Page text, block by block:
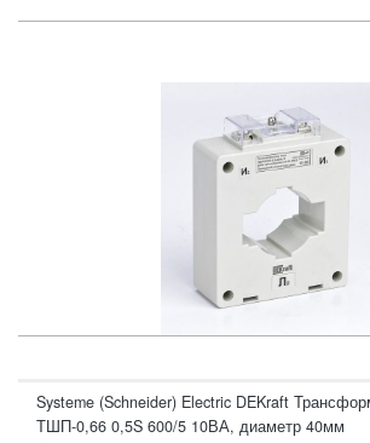
Systeme (Schneider) Electric DEKraft
ТШП-0,66 0,5S 600/5 10ВА, диаметр 40мм